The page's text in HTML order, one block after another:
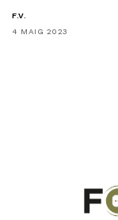
F.V.
4 MAIG 2023